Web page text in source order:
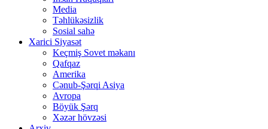
Media
Təhlükəsizlik
Sosial sahə
Xarici Siyasət
Keçmiş Sovet məkanı
Qafqaz
Amerika
Cənub-Şərqi Asiya
Avropa
Böyük Şərq
Xəzər hövzəsi